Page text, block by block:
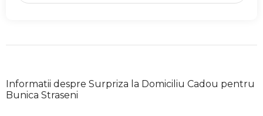
Informatii despre Surpriza la Domiciliu Cadou pentru
Bunica Straseni